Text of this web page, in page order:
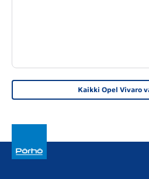
Kaikki Opel Vivaro